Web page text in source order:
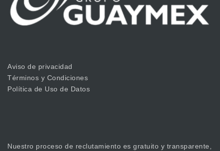
Aviso de privacidad
Términos y Condiciones
Política de Uso de Datos
Nuestro proceso de reclutamiento es gratuito y transparente,